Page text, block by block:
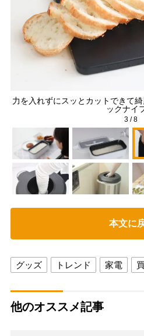
力を入れずにスッとカットできて
ックナイ
3/8
本文に
グッズ トレンド 家電
他のオススメ記事